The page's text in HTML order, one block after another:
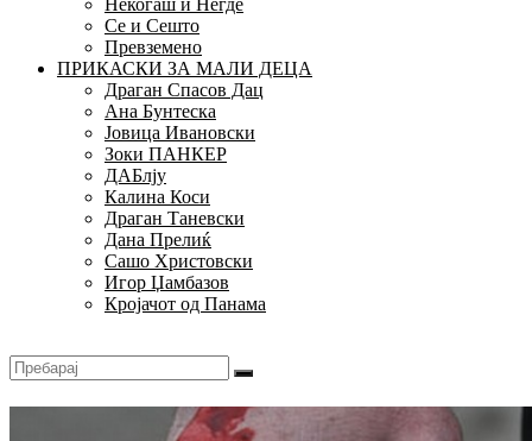
Некогаш и Негде
Се и Сешто
Превземено
ПРИКАСКИ ЗА МАЛИ ДЕЦА
Драган Спасов Дац
Ана Бунтеска
Јовица Ивановски
Зоки ПАНКЕР
ДАБлју
Калина Коси
Драган Таневски
Дана Прелиќ
Сашо Христовски
Игор Џамбазов
Кројачот од Панама